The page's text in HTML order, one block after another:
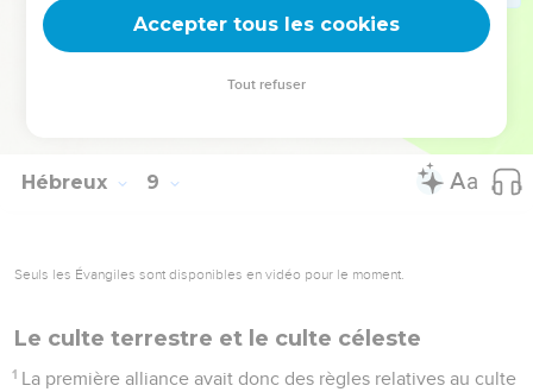
En effet, je pardonnerai leurs injustices et je ne me
souviendrai plus de leurs péchés [ni de leurs fautes].
En parlant d’une alliance nouvelle, le Seigneur a déclaré
Hébreux 9
Seuls les Évangiles sont disponibles en vidéo pour le moment.
Le culte terrestre et le culte céleste
1 La première alliance avait donc des règles relatives au culte
Accepter tous les cookies
Tout refuser